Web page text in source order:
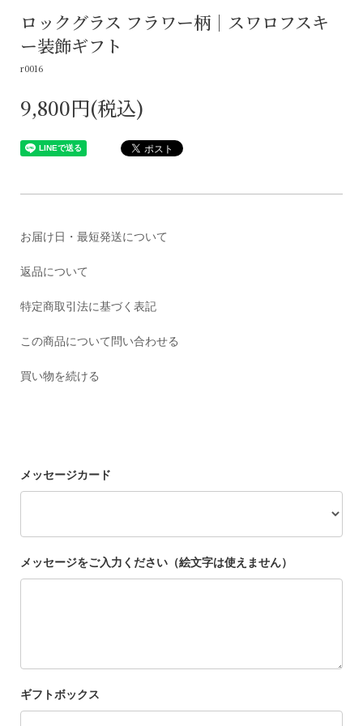
ロックグラス フラワー柄｜スワロフスキ
ー装飾ギフト
r0016
9,800円(税込)
お届け日・最短発送について
返品について
特定商取引法に基づく表記
この商品について問い合わせる
買い物を続ける
メッセージカード
メッセージをご入力ください（絵文字は使えません）
ギフトボックス